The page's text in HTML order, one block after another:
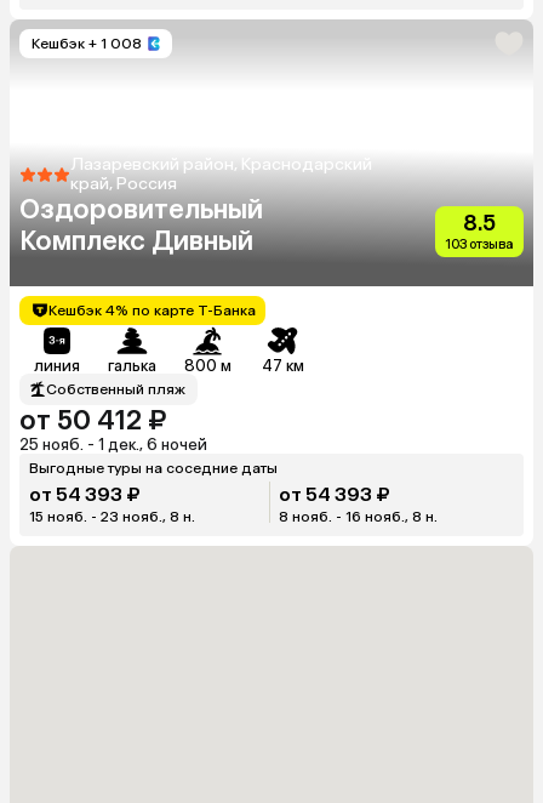
Кешбэк + 1 008
Лазаревский район, Краснодарский
край, Россия
Оздоровительный
Комплекс Дивный
8.5
103 отзыва
Кешбэк 4% по карте Т-Банка
линия галька 800 м 47 км
Собственный пляж
от 50 412 ₽
25 нояб. - 1 дек., 6 ночей
Выгодные туры на соседние даты
от 54 393 ₽
15 нояб. - 23 нояб., 8 н.
от 54 393 ₽
8 нояб. - 16 нояб., 8 н.